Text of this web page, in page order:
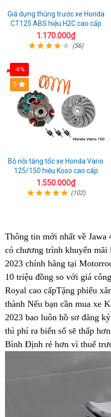
Giá dựng thùng trước xe Honda
CT125 ABS hiệu H2C cao cấp
1.170.000₫
(56)
-6%
5
Bộ nồi tăng tốc xe Honda Vario
125/150 hiệu Koso cao cấp
1.550.000₫
(102)
Thông tin mới nhất về Jawa
có chương trình khuyến mãi
2023 chính hãng tại
10 triệu đồng so với giá
Royal độc
đáo
nhất
hiện
nay
cao cấpTặng phiếu
thành nhập
khẩu
Mỹ
Nếu bạn cần mua xe
2023 nhận
hàng
bao luôn hồ sơ đăng
thì phí ra biển số sẽ thấp
Bình Định rẻ hơn vì thuế